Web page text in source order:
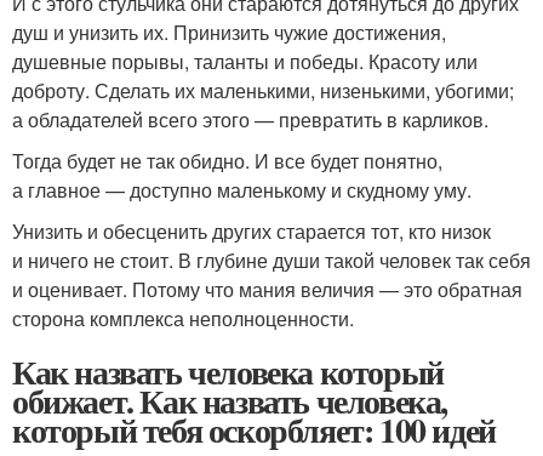
душ и унизить их. Принизить чужие достижения,
душевные порывы, таланты и победы. Красоту или
доброту. Сделать их маленькими, низенькими, убогими;
а обладателей всего этого — превратить в карликов.
Тогда будет не так обидно. И все будет понятно,
а главное — доступно маленькому и скудному уму.
Унизить и обесценить других старается тот, кто низок
и ничего не стоит. В глубине души такой человек так себя
и оценивает. Потому что мания величия — это обратная
сторона комплекса неполноценности.
Как назвать человека который
обижает. Как назвать человека,
который тебя оскорбляет: 100 идей